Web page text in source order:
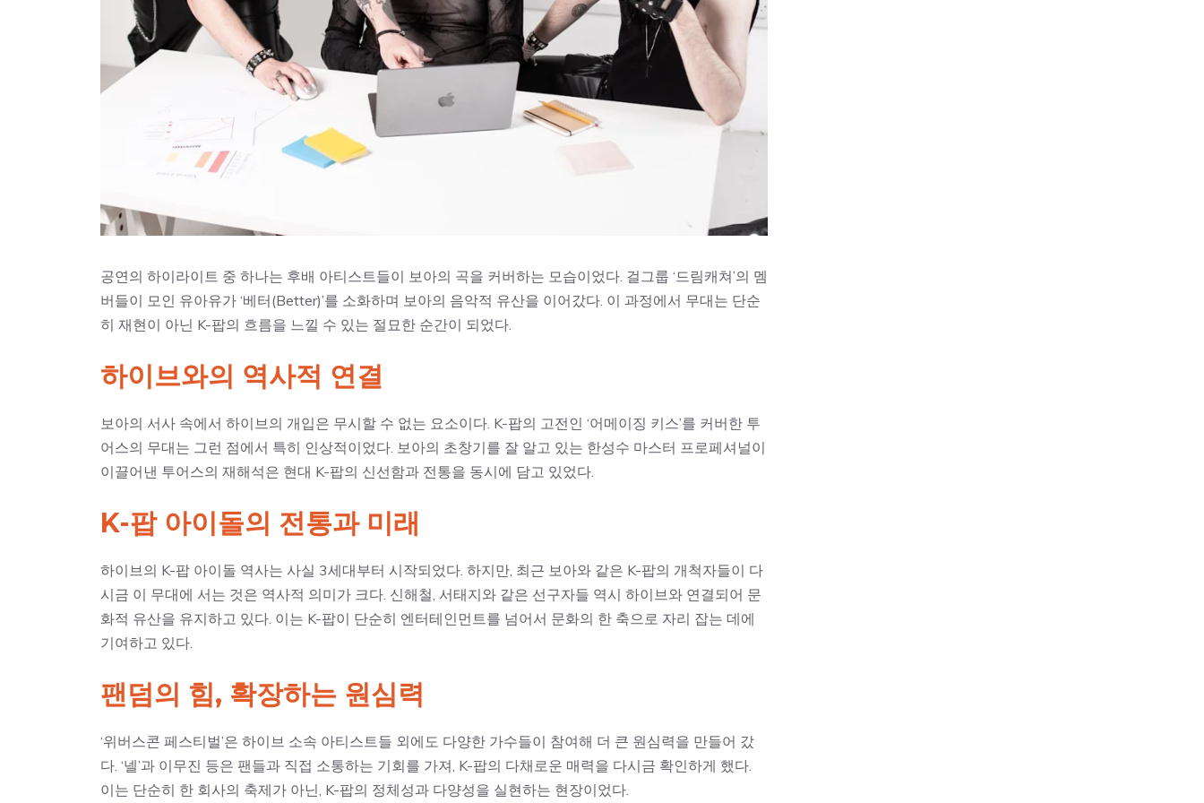
공연의 하이라이트 중 하나는 후배 아티스트들이 보아의 곡을 커버하는 모습이었다. 걸그룹 ‘드림캐쳐’의 멤
버들이 모인 유아유가 ‘베터(Better)’를 소화하며 보아의 음악적 유산을 이어갔다. 이 과정에서 무대는 단순
히 재현이 아닌 K-팝의 흐름을 느낄 수 있는 절묘한 순간이 되었다.
하이브와의 역사적 연결
보아의 서사 속에서 하이브의 개입은 무시할 수 없는 요소이다. K-팝의 고전인 ‘어메이징 키스’를 커버한 투
어스의 무대는 그런 점에서 특히 인상적이었다. 보아의 초창기를 잘 알고 있는 한성수 마스터 프로페셔널이
이끌어낸 투어스의 재해석은 현대 K-팝의 신선함과 전통을 동시에 담고 있었다.
K-팝 아이돌의 전통과 미래
하이브의 K-팝 아이돌 역사는 사실 3세대부터 시작되었다. 하지만, 최근 보아와 같은 K-팝의 개척자들이 다
시금 이 무대에 서는 것은 역사적 의미가 크다. 신해철, 서태지와 같은 선구자들 역시 하이브와 연결되어 문
화적 유산을 유지하고 있다. 이는 K-팝이 단순히 엔터테인먼트를 넘어서 문화의 한 축으로 자리 잡는 데에
기여하고 있다.
팬덤의 힘, 확장하는 원심력
‘위버스콘 페스티벌’은 하이브 소속 아티스트들 외에도 다양한 가수들이 참여해 더 큰 원심력을 만들어 갔
다. ‘넬’과 이무진 등은 팬들과 직접 소통하는 기회를 가져, K-팝의 다채로운 매력을 다시금 확인하게 했다.
이는 단순히 한 회사의 축제가 아닌, K-팝의 정체성과 다양성을 실현하는 현장이었다.